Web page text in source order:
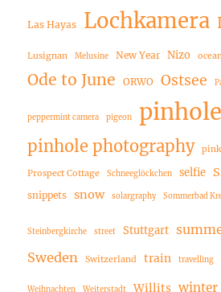
Las Hayas Lochkamera
Lusignan Melusine New Year Nizo ocean
Ode to June
ORWO Ostsee
peppermint camera pigeon pinhole
pinhole photography pink
Prospect Cottage Schneeglöckchen selfie
snippets snow solargraphy Sommerbad
Steinbergkirche street Stuttgart
Sweden Switzerland train travelling
Weihnachten Weiterstadt Willits winter